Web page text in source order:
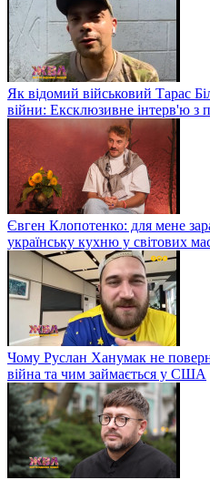
Як відомий військовий Тарас
війни: Ексклюзивне інтерв'ю з
Євген Клопотенко: для мене
українську кухню у світових
Чому Руслан Ханумак не
війна та чим займається у США